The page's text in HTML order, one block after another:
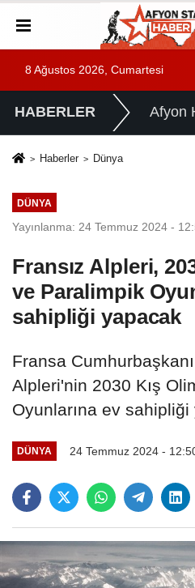
8 Ağustos 2026, Cumartesi
HABERLER Afyon
Haberler Dünya
DÜNYA
Yayınlanma: 24 Temmuz 2024 -
Fransız Alpleri,
ve Paralimpik
sahipliği yapacak
Fransa
Alpleri'nin 2030 Kış
Oyunlarına ev sahipliği
DÜNYA 24 Temmuz 2024 -